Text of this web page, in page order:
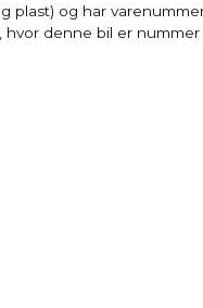
plast) og har
denne bil er nummer